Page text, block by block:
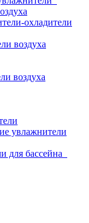
охладители
воздуха
воздуха
увлажнители
для бассейна